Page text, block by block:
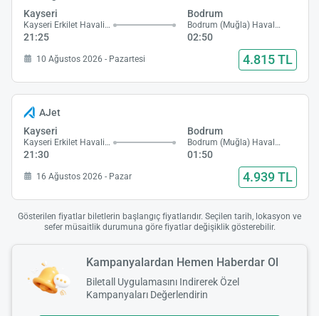
Kayseri
Kayseri Erkilet Havalimanı
21:25
Bodrum
Bodrum (Muğla) Havalimanı
02:50
10 Ağustos 2026 - Pazartesi 4.815 TL
AJet
Kayseri
Kayseri Erkilet Havalimanı
21:30
Bodrum
Bodrum (Muğla) Havalimanı
01:50
16 Ağustos 2026 - Pazar 4.939 TL
Gösterilen fiyatlar biletlerin başlangıç fiyatlarıdır. Seçilen tarih, lokasyon ve
sefer müsaitlik durumuna göre fiyatlar değişiklik gösterebilir.
Kampanyalardan Hemen Haberdar Ol
Biletall Uygulamasını Indirerek Özel
Kampanyaları Değerlendirin